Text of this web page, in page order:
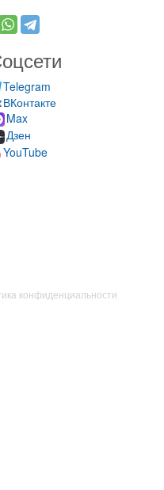
Telegram
ВКонтакте
Max
Дзен
YouTube
конфиденциальности